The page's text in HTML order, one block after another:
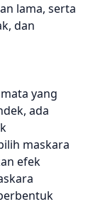
lama, serta
dan
yang
ada
maskara
efek